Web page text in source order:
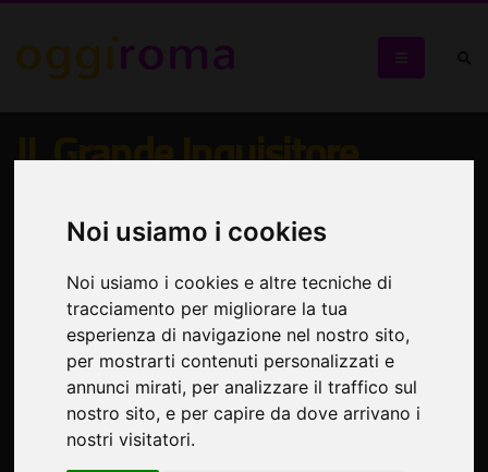
Noi usiamo i cookies
Noi usiamo i cookies e altre tecniche di
tracciamento per migliorare la tua
esperienza di navigazione nel nostro sito,
per mostrarti contenuti personalizzati e
annunci mirati, per analizzare il traffico sul
nostro sito, e per capire da dove arrivano i
nostri visitatori.
IL Grande Inquisitore